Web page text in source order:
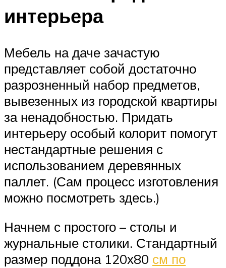
интерьера
Мебель на даче зачастую
представляет собой достаточно
разрозненный набор предметов,
вывезенных из городской квартиры
за ненадобностью. Придать
интерьеру особый колорит помогут
нестандартные решения с
использованием деревянных
паллет. (Сам процесс изготовления
можно посмотреть здесь.)
Начнем с простого – столы и
журнальные столики. Стандартный
размер поддона 120х80 см по